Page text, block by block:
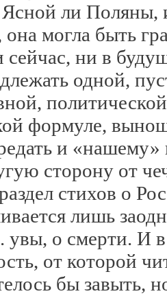
ли Поляны,
она могла быть
ни в
одной,
формуле,
и
сторону от
стихов о
лишь
увы, о смерти. И
от которой
бы завыть,